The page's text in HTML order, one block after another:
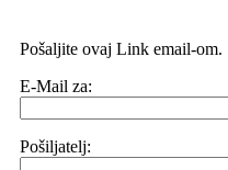
Pošaljite ovaj Link email-om.
E-Mail za:
Pošiljatelj: